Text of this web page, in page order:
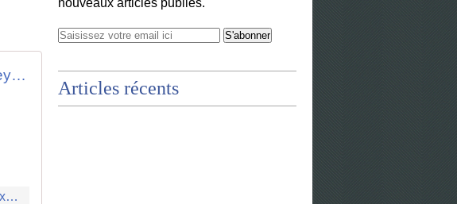
SummerBiathlonVTT-Sappey Sept2016
https://photos.google.com/share/AF1QipOErzUU2Kgmgz0ltfmkPw6QVPyN1xZ23T74lpkoFtzCReNCKaFLtAfzE4Rp_orYYA?key=b1VmODg1Rk1uVTkyQ3VBeEZDeVBERmxYampkcjNB
nouveaux articles publiés.
Articles récents